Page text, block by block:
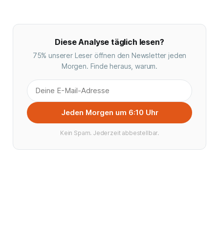
Diese Analyse täglich lesen?
75% unserer Leser öffnen den Newsletter jeden
Morgen. Finde heraus, warum.
Jeden Morgen um 6:10 Uhr
Kein Spam. Jederzeit abbestellbar.